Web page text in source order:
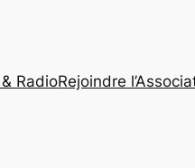
RadioRejoindre